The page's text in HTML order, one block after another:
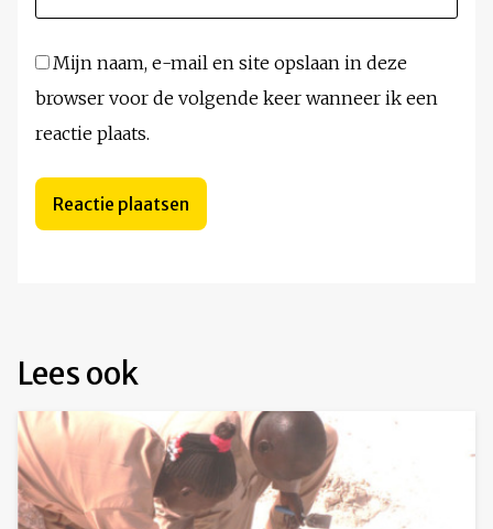
Mijn naam, e-mail en site opslaan in deze
browser voor de volgende keer wanneer ik een
reactie plaats.
Lees ook